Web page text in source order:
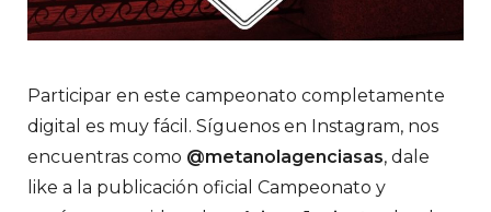
Participar en este campeonato completamente
digital es muy fácil. Síguenos en Instagram, nos
encuentras como @metanolagenciasas, dale
like a la publicación oficial Campeonato y